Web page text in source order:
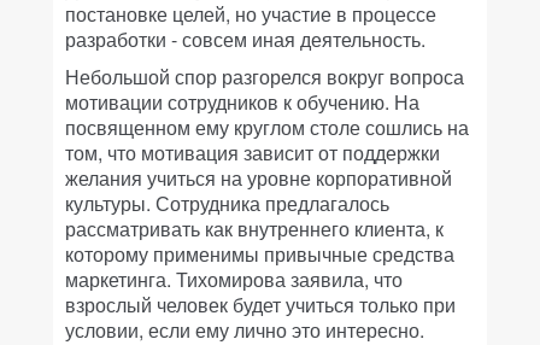
постановке целей, но участие в процессе
разработки - совсем иная деятельность.
Небольшой спор разгорелся вокруг вопроса
мотивации сотрудников к обучению. На
посвященном ему круглом столе сошлись на
том, что мотивация зависит от поддержки
желания учиться на уровне корпоративной
культуры. Сотрудника предлагалось
рассматривать как внутреннего клиента, к
которому применимы привычные средства
маркетинга. Тихомирова заявила, что
взрослый человек будет учиться только при
условии, если ему лично это интересно.